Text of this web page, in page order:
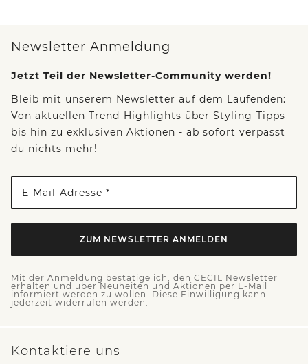
Newsletter Anmeldung
Jetzt Teil der Newsletter-Community werden!
Bleib mit unserem Newsletter auf dem Laufenden:
Von aktuellen Trend-Highlights über Styling-Tipps
bis hin zu exklusiven Aktionen - ab sofort verpasst
du nichts mehr!
E-Mail-Adresse *
ZUM NEWSLETTER ANMELDEN
Mit der Anmeldung bestätige ich, den CECIL Newsletter
erhalten und über Neuheiten und Aktionen per E-Mail
informiert werden zu wollen. Diese Einwilligung kann
jederzeit widerrufen werden.
Kontaktiere uns